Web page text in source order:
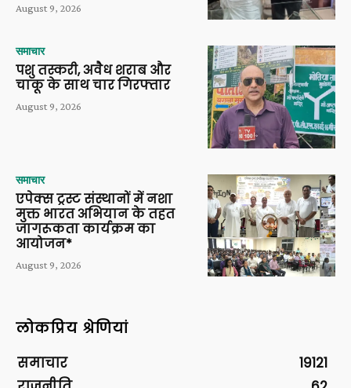
August 9, 2026
समाचार
पशु तस्करी, अवैध शराब और
चाकू के साथ चार गिरफ्तार
August 9, 2026
समाचार
एपेक्स ट्रस्ट संस्थानों में नशा
मुक्त भारत अभियान के तहत
जागरूकता कार्यक्रम का
आयोजन*
August 9, 2026
लोकप्रिय श्रेणियां
समाचार
19121